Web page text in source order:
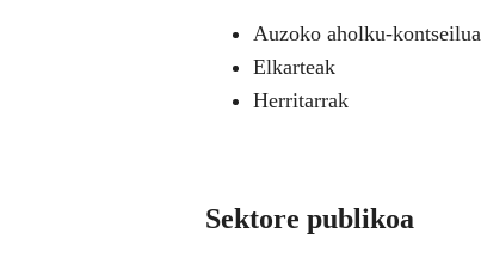
Auzoko aholku-kontseilua
Elkarteak
Herritarrak
Sektore publikoa